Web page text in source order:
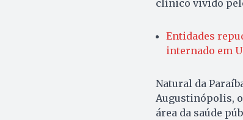
clínico vivido
Entidades
internado em
Natural da
Augustinópolis,
área da saúde